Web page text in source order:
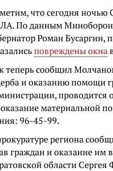
что сегодня ночью
По данным
Роман
повреждены окна
теперь сообщил
и оказанию помощи
проводится
материальной
96-45-99.
региона
граждан и оказание им
области